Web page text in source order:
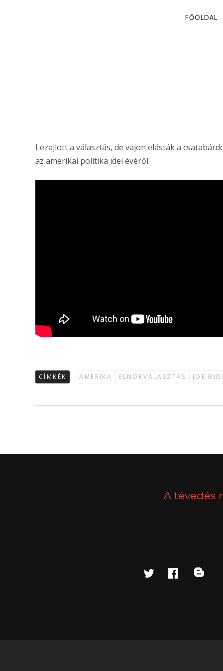
FŐOLDAL
Lezajlott a választás, de vajon elásták a
az amerikai politika idei évéről.
CÍMKÉK AMERIKA ELNÖKVÁLASZTÁS JOE
A tévedés
twitterfacebook
blog